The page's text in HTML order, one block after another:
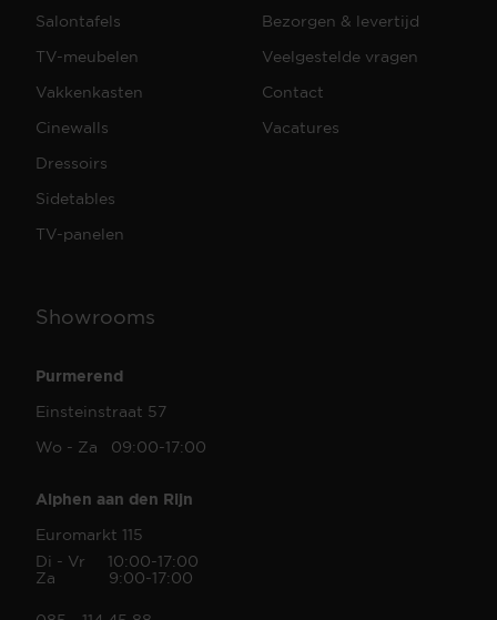
Salontafels
TV-meubelen
Vakkenkasten
Cinewalls
Dressoirs
Sidetables
TV-panelen
Bezorgen & levertijd
Veelgestelde vragen
Contact
Vacatures
Showrooms
Purmerend
Einsteinstraat 57
Wo - Za 09:00-17:00
Alphen aan den Rijn
Euromarkt 115
Di - Vr 10:00-17:00
Za 9:00-17:00